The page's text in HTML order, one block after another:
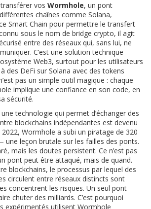
vos Wormhole, un pont
chaînes comme Solana,
Smart Chain pour permettre le transfert
sous le nom de bridge crypto, il agit
entre des réseaux qui, sans lui, ne
C’est une solution technique
Web3, surtout pour les utilisateurs
des DeFi sur Solana avec des tokens
pas un simple outil magique : chaque
implique une confiance en son code, en
sécurité.
une technologie qui permet d’échanger des
blockchains indépendantes est devenu
Wormhole a subi un piratage de 320
une leçon brutale sur les failles des ponts.
mais les doutes persistent. Ce n’est pas
pont peut être attaqué, mais de quand.
blockchains, le processus par lequel des
circulent entre réseaux distincts sont
concentrent les risques. Un seul pont
chuter des milliards. C’est pourquoi
expérimentés utilisent Wormhole